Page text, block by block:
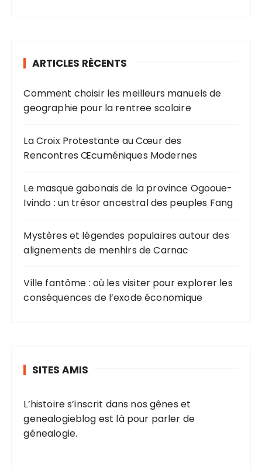
ARTICLES RÉCENTS
Comment choisir les meilleurs manuels de
geographie pour la rentree scolaire
La Croix Protestante au Cœur des
Rencontres Œcuméniques Modernes
Le masque gabonais de la province Ogooue-
Ivindo : un trésor ancestral des peuples Fang
Mystères et légendes populaires autour des
alignements de menhirs de Carnac
Ville fantôme : où les visiter pour explorer les
conséquences de l’exode économique
SITES AMIS
L’histoire s’inscrit dans nos gênes et
genealogieblog est là pour parler de
génealogie.